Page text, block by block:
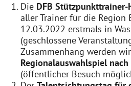
Die DFB Stützpunkttrainer-
aller Trainer für die Region
12.03.2022 erstmals in
(geschlossene
Zusammenhang werden
Regionalauswahlspiel nach
(öffentlicher Besuch